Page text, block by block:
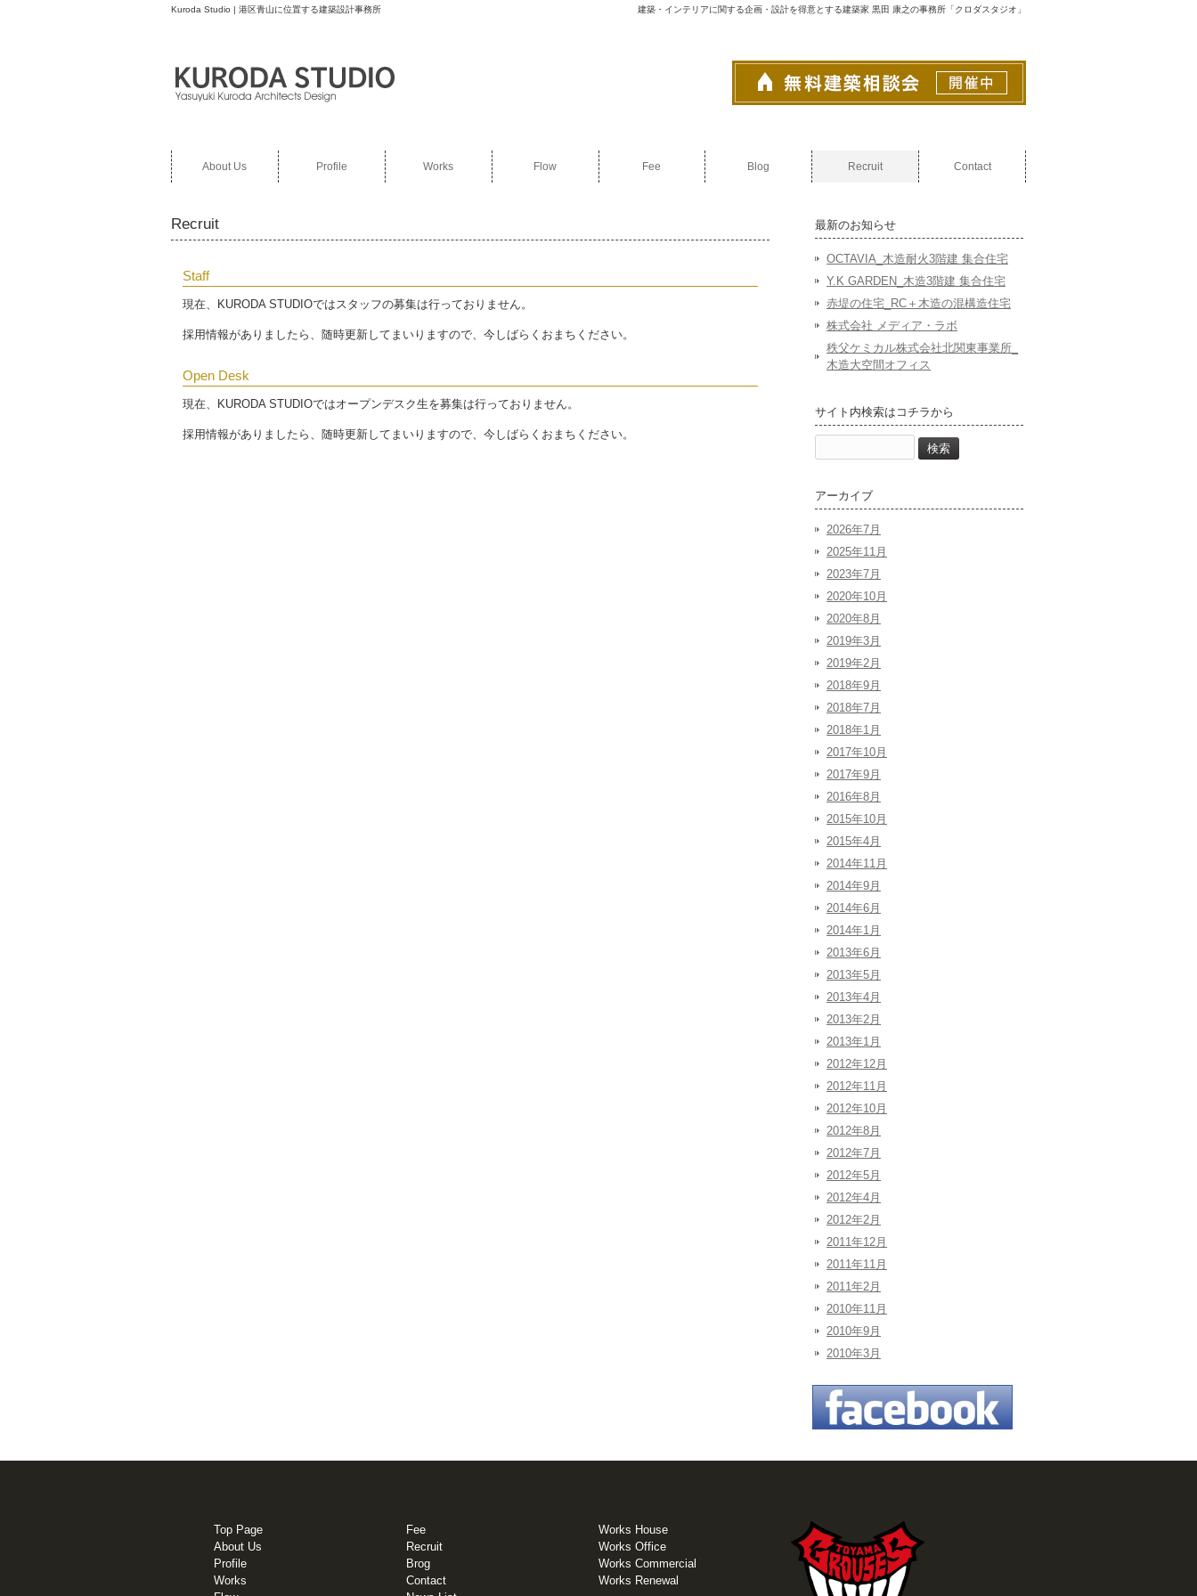
Kuroda Studio | 港区青山に位置する建築設計事務所 建築・インテリアに関する企画・設計を得意とする建築家 黒田 康之の事務所「クロダスタジオ」
About Us Profile Works Flow Fee Blog Recruit Contact
Recruit
Staff
現在、KURODA STUDIOではスタッフの募集は行っておりません。
採用情報がありましたら、随時更新してまいりますので、今しばらくおまちください。
Open Desk
現在、KURODA STUDIOではオープンデスク生を募集は行っておりません。
採用情報がありましたら、随時更新してまいりますので、今しばらくおまちください。
最新のお知らせ
OCTAVIA_木造耐火3階建 集合住宅
Y.K GARDEN_木造3階建 集合住宅
赤堤の住宅_RC＋木造の混構造住宅
株式会社 メディア・ラボ
秩父ケミカル株式会社北関東事業所_
木造大空間オフィス
サイト内検索はコチラから
索:
アーカイブ
2026年7月
2025年11月
2023年7月
2020年10月
2020年8月
2019年3月
2019年2月
2018年9月
2018年7月
2018年1月
2017年10月
2017年9月
2016年8月
2015年10月
2015年4月
2014年11月
2014年9月
2014年6月
2014年1月
2013年6月
2013年5月
2013年4月
2013年2月
2013年1月
2012年12月
2012年11月
2012年10月
2012年8月
2012年7月
2012年5月
2012年4月
2012年2月
2011年12月
2011年11月
2011年2月
2010年11月
2010年9月
2010年3月
Top Page
About Us
Profile
Works
Fee
Recruit
Brog
Contact
Works House
Works Office
Works Commercial
Works Renewal